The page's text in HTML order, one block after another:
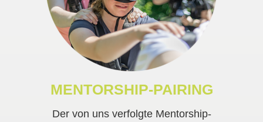
MENTORSHIP-PAIRING
Der von uns verfolgte Mentorship-